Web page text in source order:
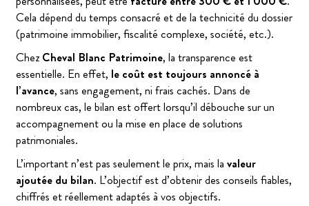
Cela dépend du temps consacré et de la technicité du dossier
(patrimoine immobilier, fiscalité complexe, société, etc.).
Chez Cheval Blanc Patrimoine, la transparence est
essentielle. En effet, le coût est toujours annoncé à
l’avance, sans engagement, ni frais cachés. Dans de
nombreux cas, le bilan est offert lorsqu’il débouche sur un
accompagnement ou la mise en place de solutions
patrimoniales.
L’important n’est pas seulement le prix, mais la valeur
ajoutée du bilan. L’objectif est d’obtenir des conseils fiables,
chiffrés et réellement adaptés à vos objectifs.